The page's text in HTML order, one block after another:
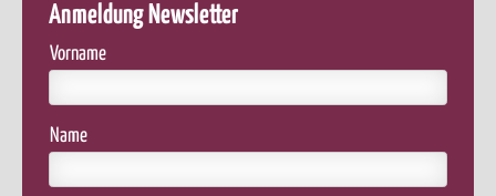
Anmeldung Newsletter
Vorname
Name